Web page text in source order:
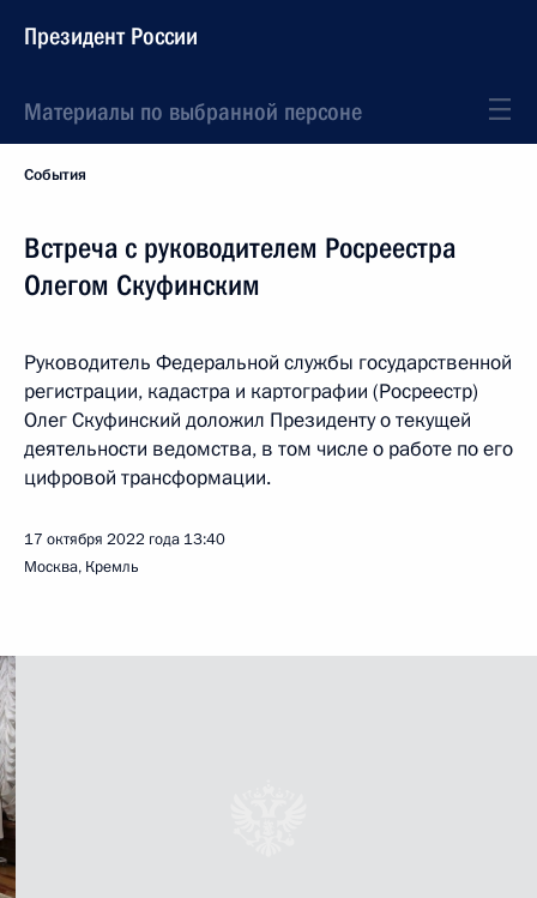
Президент России
Материалы по выбранной персоне
События
Встреча с руководителем Росреестра
Олегом Скуфинским
Руководитель Федеральной службы государственной
регистрации, кадастра и картографии (Росреестр)
Олег Скуфинский доложил Президенту о текущей
деятельности ведомства, в том числе о работе по его
цифровой трансформации.
17 октября 2022 года 13:40
Москва, Кремль